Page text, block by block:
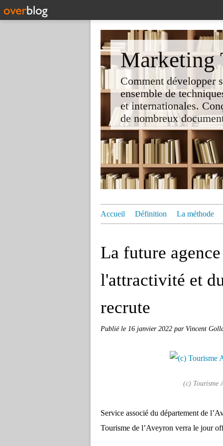
Marketing
Comment développer
ensemble de
et internationales.
de nombreux
Accueil Définition La méthode
La future
l'attractivité et
recrute
Publié le 16 janvier 2022 par Vincent
(c) Tourisme
Service associé du département de
Tourisme de l’Aveyron verra le jour